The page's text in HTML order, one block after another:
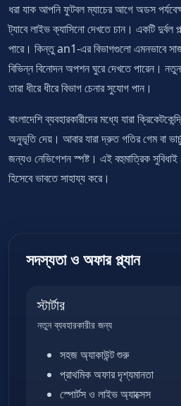
ধরা যাক আপনি ফুটবল ম্যাচের আগে অডস
ট্যাবে লাইভ ক্যাসিনো দেখতে চান। একটি দুর্বল
পারে। কিন্তু an1-এর বিভাগগুলো এমনভাবে
বিভিন্ন বিনোদন অপশন ঘুরে দেখতে পারেন।
তারা ধীরে ধীরে বিভাগ চেনার সুযোগ পান।
বাংলাদেশি ব্যবহারকারীদের মধ্যে যারা
অনুভূতি দেয়। আবার যারা দ্রুত গতির গেম বা
জন্যও নেভিগেশন স্পষ্ট। এই বহুমাত্রিক
হিসেবে ভাবতে সাহায্য করে।
সদস্যতা ও অফার প্ল্যান
স্টার্টার
নতুন ব্যবহারকারীর জন্য
সহজ অ্যাকাউন্ট শুরু
প্রাথমিক অফার দৃশ্যমানতা
স্পোর্টস ও লাইভ অ্যাক্সেস